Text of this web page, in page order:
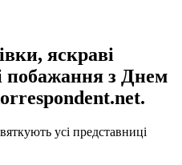
яскраві
побажання з Днем
усі представниці